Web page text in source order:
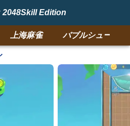
Edition
上海麻雀 バブルシューター